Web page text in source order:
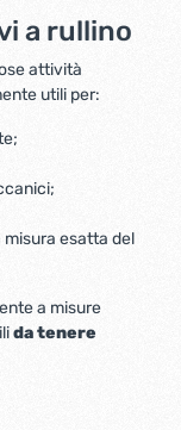
a rullino
attività
utili per:
esatta del
a misure
da tenere